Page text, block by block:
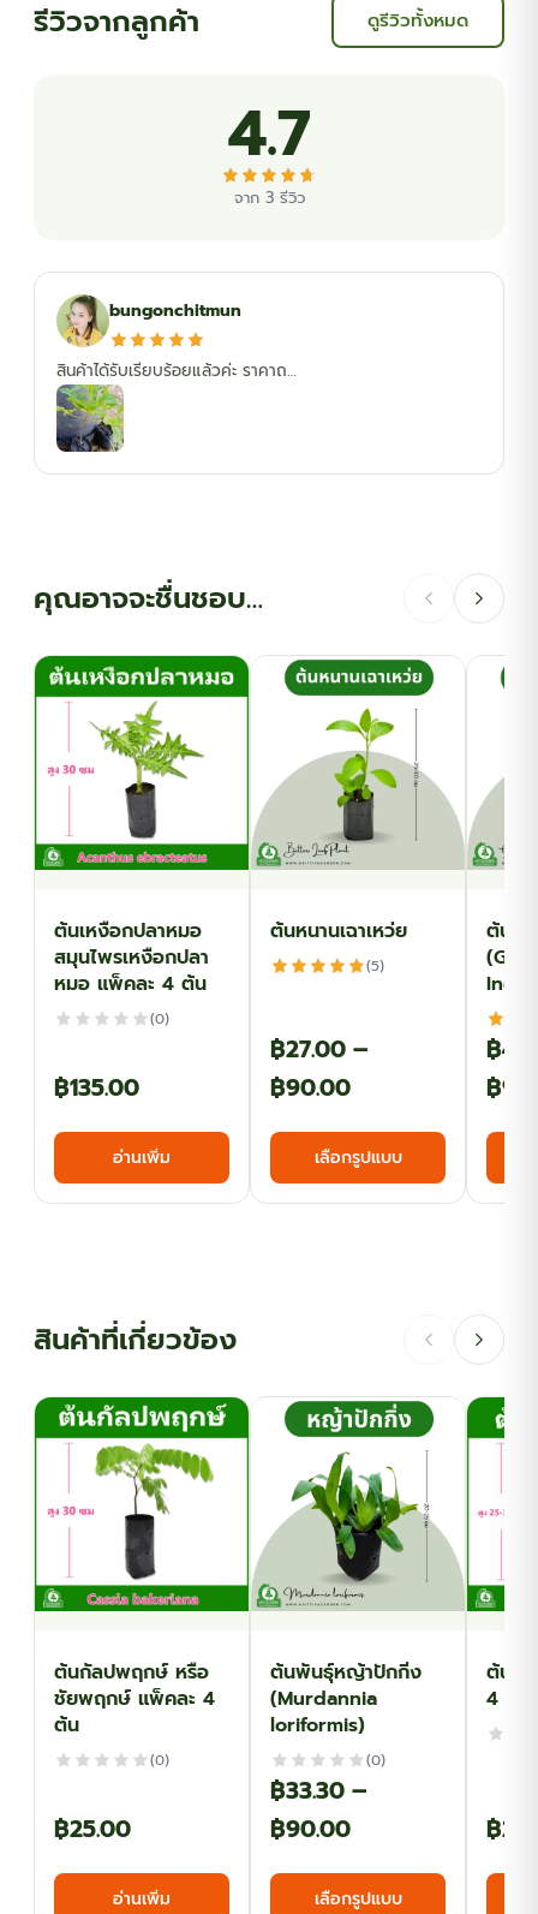
รีวิวจากลูกค้า ดูรีวิวทั้งหมด
4.7
จาก 3 รีวิว
bungonchitmun
สินค้าได้รับเรียบร้อยแล้วค่ะ ราคาถ…
คุณอาจจะชื่นชอบ…
ต้นเหงือกปลาหมอ
สมุนไพรเหงือกปลา
หมอ แพ็คละ 4 ต้น
(0)
฿135.00
อ่านเพิ่ม
ต้นหนานเฉาเหว่ย
(5)
฿27.00 –
฿90.00Price
range:
฿27.00
through
เลือกรูปแบบ
This
has
options
may
be
chosen
product
page
ต้นเชี
฿
฿
สินค้าที่เกี่ยวข้อง
ต้นกัลปพฤกษ์ หรือ
ชัยพฤกษ์ แพ็คละ 4
ต้น
(0)
฿25.00
อ่านเพิ่ม
ต้นพันธุ์หญ้าปักกิ่ง
(Murdannia
loriformis)
(0)
฿33.30 –
฿90.00Price
range:
฿33.30
เลือกรูปแบบ
This
ต้นไท
4 ต้น
฿